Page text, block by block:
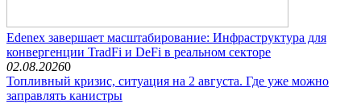
Edenex завершает масштабирование: Инфраструктура для
конвергенции TradFi и DeFi в реальном секторе
02.08.20260
Топливный кризис, ситуация на 2 августа. Где уже можно
заправлять канистры